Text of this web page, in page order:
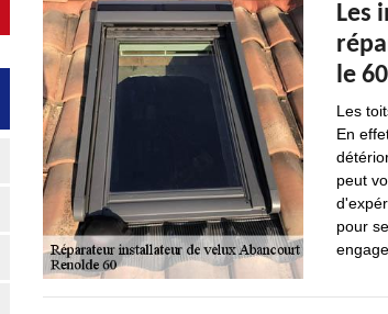
Les
le
Les
En
peut
pour